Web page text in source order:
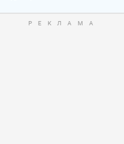
убийцами